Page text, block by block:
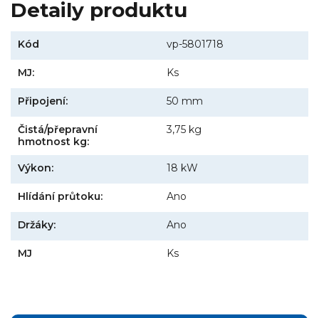
Detaily produktu
Kód vp-5801718
MJ: Ks
Připojení: 50 mm
Čistá/přepravní
hmotnost kg:
3,75 kg
Výkon: 18 kW
Hlídání průtoku: Ano
Držáky: Ano
MJ Ks